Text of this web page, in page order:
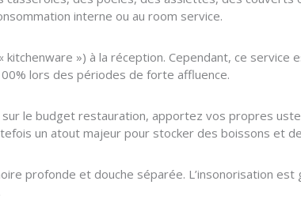
interne ou au room service.
») à la réception. Cependant, ce
lors des périodes de forte affluence.
le budget restauration, apportez vos propres
un atout majeur pour stocker des boissons et
profonde et douche séparée. L’insonorisation